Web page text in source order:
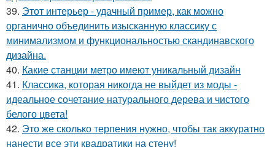
39. Этот интерьер - удачный пример, как можно
органично объединить изысканную классику с
минимализмом и функциональностью скандинавского
дизайна.
40. Какие станции метро имеют уникальный дизайн
41. Классика, которая никогда не выйдет из моды -
идеальное сочетание натурального дерева и чистого
белого цвета!
42. Это же сколько терпения нужно, чтобы так аккуратно
нанести все эти квадратики на стену!